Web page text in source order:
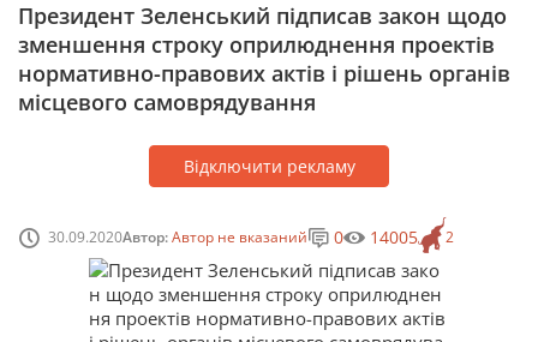
Президент Зеленський підписав закон щодо
зменшення строку оприлюднення проектів
нормативно-правових актів і рішень органів
місцевого самоврядування
Відключити рекламу
30.09.2020Автор:Автор не вказаний 2
0 14005